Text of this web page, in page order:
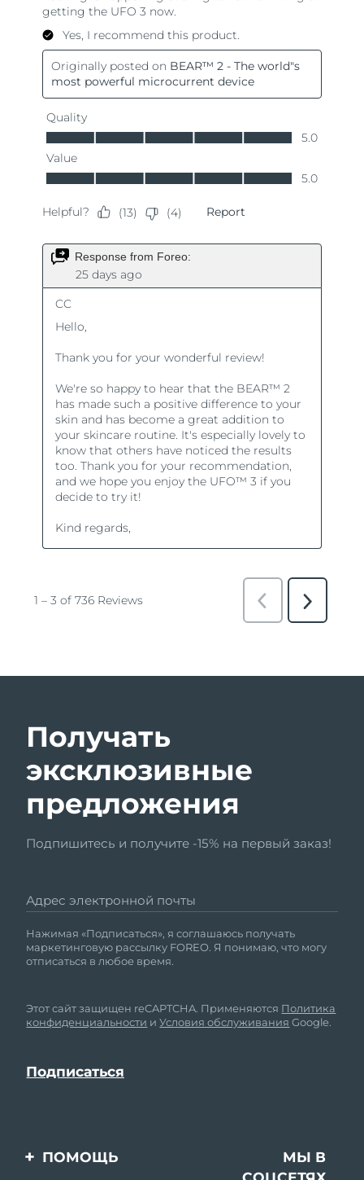
Получать
эксклюзивные
предложения
Подпишитесь и получите -15% на первый заказ!
Адрес электронной почты
Нажимая «Подписаться», я соглашаюсь получать
маркетинговую рассылку FOREO. Я понимаю, что могу
отписаться в любое время.
Этот сайт защищен reCAPTCHA. Применяются Политика
конфиденциальности иУсловия обслуживания Google.
ПОМОЩЬ
МЫ В